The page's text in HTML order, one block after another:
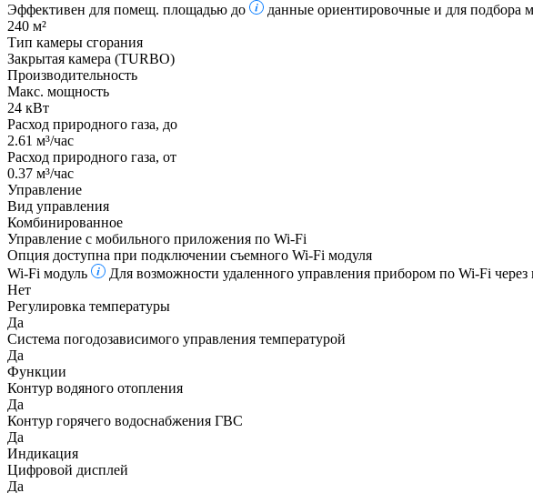
Эффективен для помещ. площадью до
данные ориентировочные и для подбора
240 м²
Тип камеры сгорания
Закрытая камера (TURBO)
Производительность
Макс. мощность
24 кВт
Расход природного газа, до
2.61 м³/час
Расход природного газа, от
0.37 м³/час
Управление
Вид управления
Комбинированное
Управление c мобильного приложения по Wi-Fi
Опция доступна при подключении съемного Wi-Fi модуля
Wi-Fi модуль
Для возможности удаленного управления прибором по Wi-Fi
Нет
Регулировка температуры
Да
Система погодозависимого управления температурой
Да
Функции
Контур водяного отопления
Да
Контур горячего водоснабжения ГВС
Да
Индикация
Цифровой дисплей
Да